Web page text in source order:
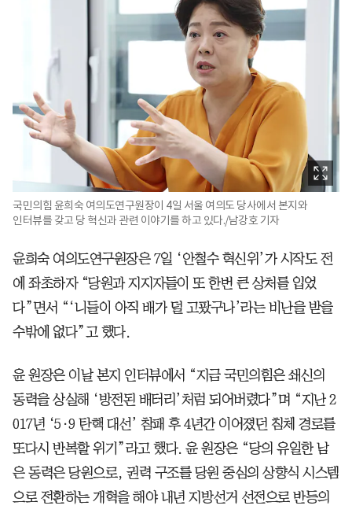
국민의힘 윤희숙 여의도연구원장이 4일 서울 여의도 당사에서 본지와
인터뷰를 갖고 당 혁신과 관련 이야기를 하고 있다./남강호 기자
윤희숙 여의도연구원장은 7일 ‘안철수 혁신위’가 시작도 전
에 좌초하자 “당원과 지지자들이 또 한번 큰 상처를 입었
다”면서 “‘니들이 아직 배가 덜 고팠구나’라는 비난을 받을
수밖에 없다”고 했다.
윤 원장은 이날 본지 인터뷰에서 “지금 국민의힘은 쇄신의
동력을 상실해 ‘방전된 배터리’처럼 되어버렸다”며 “지난 2
017년 ‘5·9 탄핵 대선’ 참패 후 4년간 이어졌던 침체 경로를
또다시 반복할 위기”라고 했다. 윤 원장은 “당의 유일한 남
은 동력은 당원으로, 권력 구조를 당원 중심의 상향식 시스템
으로 전환하는 개혁을 해야 내년 지방선거 선전으로 반등의